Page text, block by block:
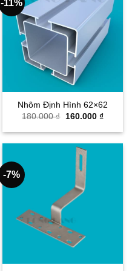
-11%
Nhôm Định Hình 62×62
180.000₫
Giá
là:
160.000 ₫Giá
tại
-7%